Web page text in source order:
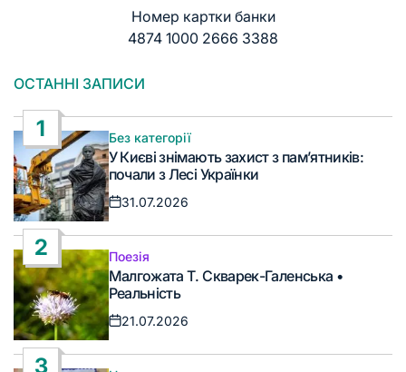
Номер картки банки
4874 1000 2666 3388
ОСТАННІ ЗАПИСИ
1
Опублікувати
у
Без категорії
У Києві знімають захист з пам’ятників:
почали з Лесі Українки
Дата
31.07.2026
2
Опублікувати
у
Поезія
Малгожата Т. Скварек-Галенська •
Реальність
Дата
21.07.2026
3